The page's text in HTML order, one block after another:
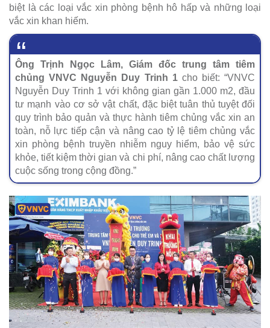
biệt là các loại vắc xin phòng bệnh hô hấp và những loại
vắc xin khan hiếm.
Ông Trịnh Ngọc Lâm, Giám đốc trung tâm tiêm
chủng VNVC Nguyễn Duy Trinh 1cho biết: “VNVC
Nguyễn Duy Trinh 1 với không gian gần 1.000 m2, đầu
tư mạnh vào cơ sở vật chất, đặc biệt tuân thủ tuyệt đối
quy trình bảo quản và thực hành tiêm chủng vắc xin an
toàn, nỗ lực tiếp cận và nâng cao tỷ lệ tiêm chủng vắc
xin phòng bệnh truyền nhiễm nguy hiểm, bảo vệ sức
khỏe, tiết kiệm thời gian và chi phí, nâng cao chất lượng
cuộc sống trong cộng đồng.”